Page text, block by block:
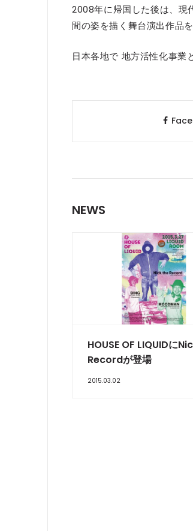
2008年に帰国した後は、現
間の姿を描く舞台演出作品を
日本各地で 地方活性化事業
NEWS
HOUSE OF LIQUIDに
Recordが登場
2015.03.02